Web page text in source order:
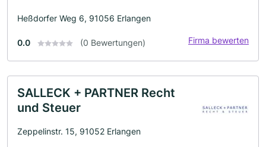
Heßdorfer Weg 6, 91056 Erlangen
0.0 (0 Bewertungen) Firma bewerten
SALLECK + PARTNER Recht
und Steuer
Zeppelinstr. 15, 91052 Erlangen